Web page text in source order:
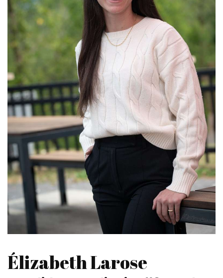
Élizabeth Larose